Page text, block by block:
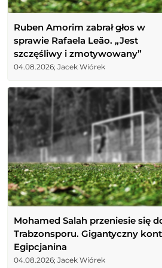
Ruben Amorim zabrał głos w
sprawie Rafaela Leão. „Jest
szczęśliwy i zmotywowany”
04.08.2026; Jacek Wiórek
Mohamed Salah przeniesie się
Trabzonsporu. Gigantyczny
Egipcjanina
04.08.2026; Jacek Wiórek